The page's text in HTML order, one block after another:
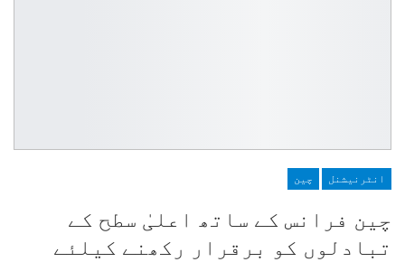
انٹرنیشنل چین
چین فرانس کے ساتھ اعلیٰ سطح کے
تبادلوں کو برقرار رکھنے کیلئے